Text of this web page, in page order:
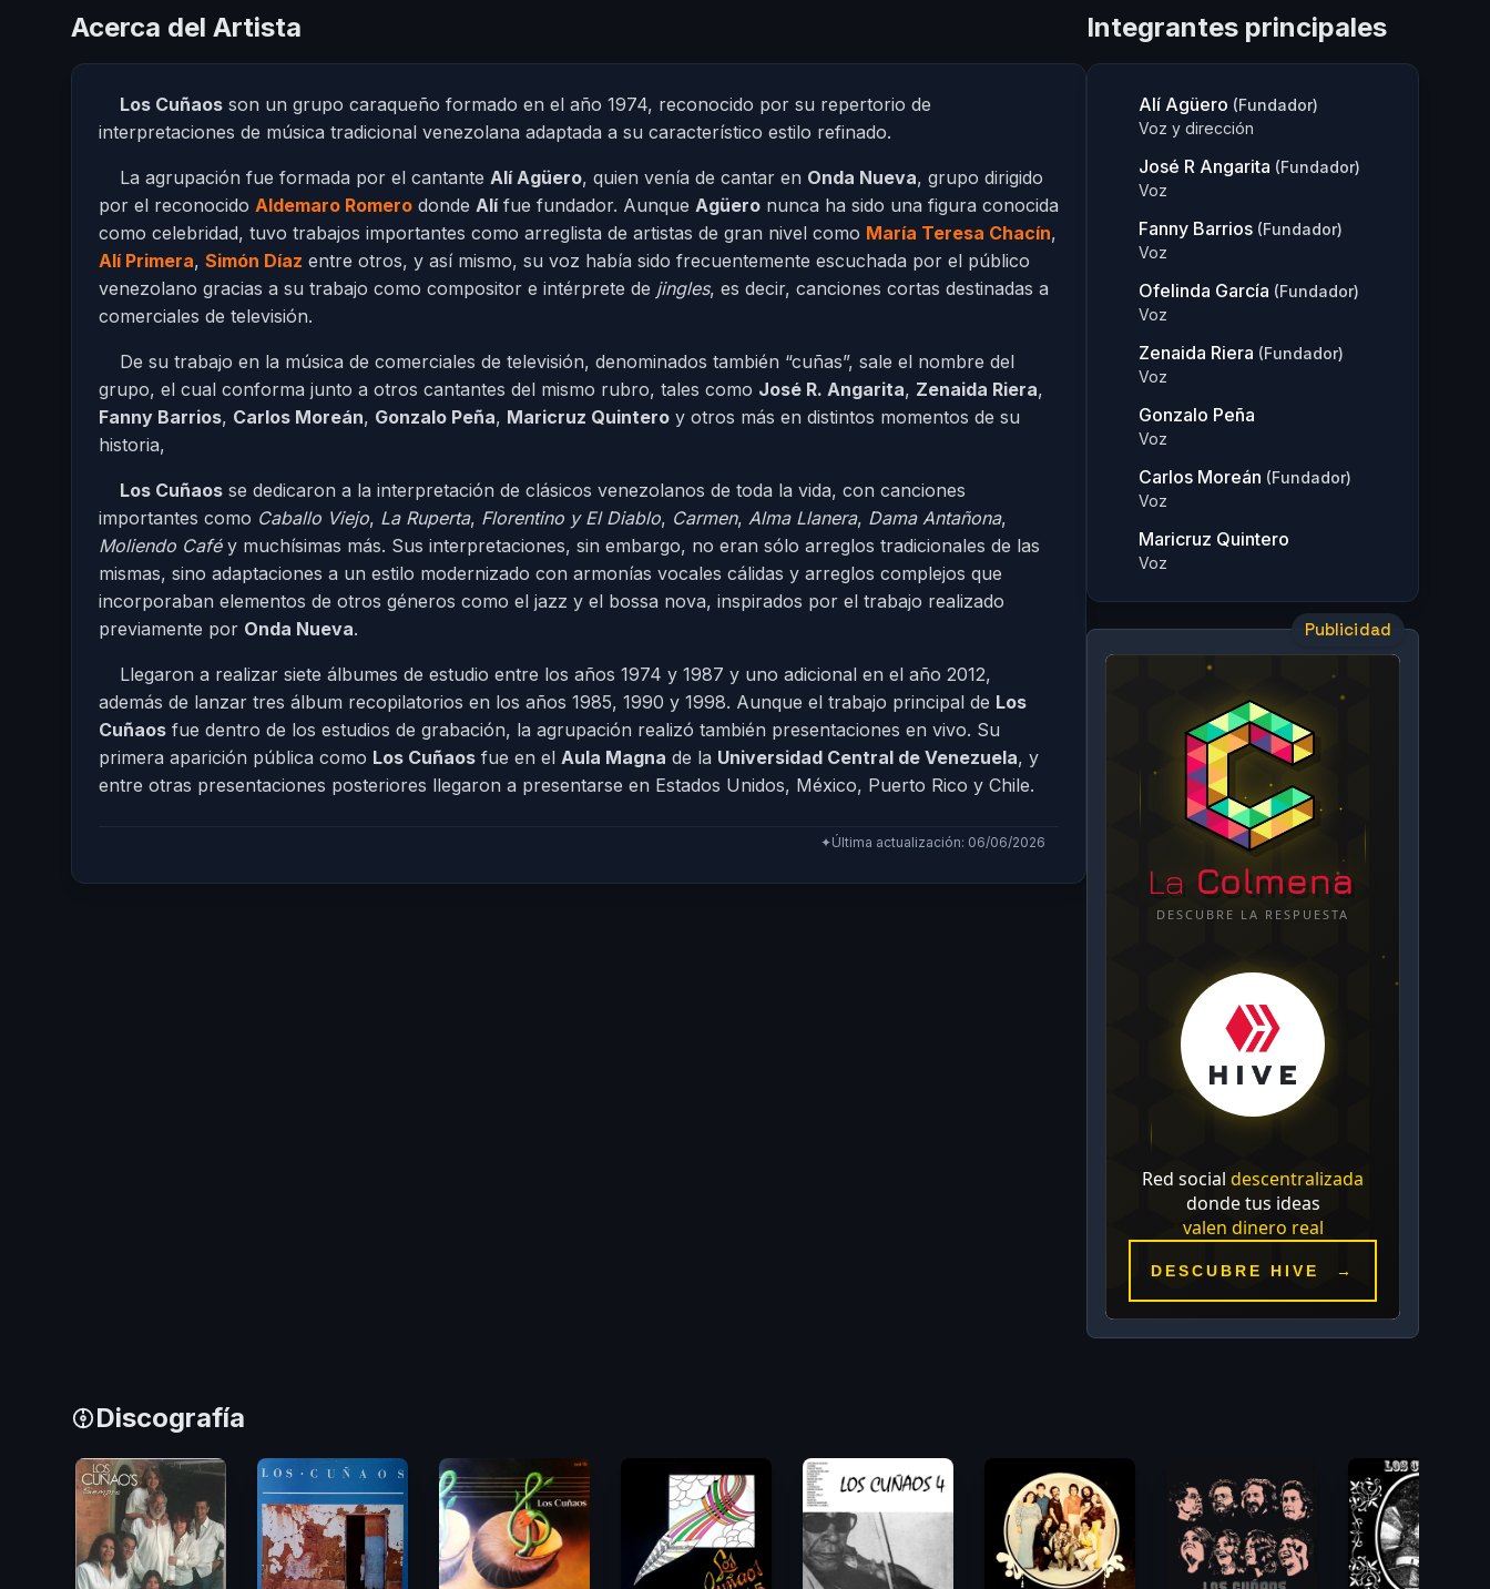
Acerca del Artista
Los Cuñaos son un grupo caraqueño formado en el año 1974, reconocido por su repertorio de
interpretaciones de música tradicional venezolana adaptada a su característico estilo refinado.
La agrupación fue formada por el cantanteAlí Agüero, quien venía de cantar en Onda Nueva, grupo dirigido
por el reconocido Aldemaro Romero donde Alífue fundador. Aunque Agüero nunca ha sido una figura conocida
como celebridad, tuvo trabajos importantes como arreglista de artistas de gran nivel como María Teresa Chacín,
Alí Primera, Simón Díaz entre otros, y así mismo, su voz había sido frecuentemente escuchada por el público
venezolano gracias a su trabajo como compositor e intérprete de jingles, es decir, canciones cortas destinadas a
comerciales de televisión.
De su trabajo en la música de comerciales de televisión, denominados también “cuñas”, sale el nombre del
grupo, el cual conforma junto a otros cantantes del mismo rubro, tales como José R. Angarita, Zenaida Riera,
Fanny Barrios, Carlos Moreán, Gonzalo Peña, Maricruz Quintero y otros más en distintos momentos de su
historia,
Los Cuñaos se dedicaron a la interpretación de clásicos venezolanos de toda la vida, con canciones
importantes como Caballo Viejo, La Ruperta, Florentino y El Diablo, Carmen, Alma Llanera, Dama Antañona,
Moliendo Caféy muchísimas más. Sus interpretaciones, sin embargo, no eran sólo arreglos tradicionales de las
mismas, sino adaptaciones a un estilo modernizado con armonías vocales cálidas y arreglos complejos que
incorporaban elementos de otros géneros como el jazz y el bossa nova, inspirados por el trabajo realizado
previamente por Onda Nueva.
Llegaron a realizar siete álbumes de estudio entre los años 1974 y 1987 y uno adicional en el año 2012,
además de lanzar tres álbum recopilatorios en los años 1985, 1990 y 1998. Aunque el trabajo principal de Los
Cuñaos fue dentro de los estudios de grabación, la agrupación realizó también presentaciones en vivo. Su
primera aparición pública como Los Cuñaos fue en el Aula Magna de la Universidad Central de Venezuela, y
entre otras presentaciones posteriores llegaron a presentarse en Estados Unidos, México, Puerto Rico y Chile.
✦Última actualización: 06/06/2026
Integrantes principales
Alí Agüero (Fundador)
Voz y dirección
José R Angarita (Fundador)
Voz
Fanny Barrios (Fundador)
Voz
Ofelinda García (Fundador)
Voz
Zenaida Riera (Fundador)
Voz
Gonzalo Peña
Voz
Carlos Moreán (Fundador)
Voz
Maricruz Quintero
Voz
Publicidad
Discografía